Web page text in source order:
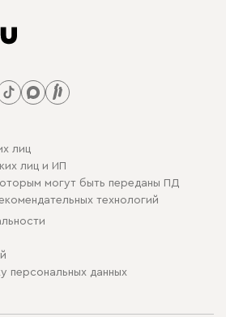
лиц
лиц и ИП
могут быть переданы ПД
технологий
персональных данных